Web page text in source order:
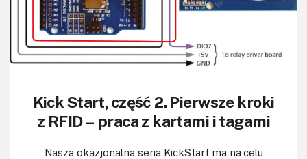
Kick Start, część 2. Pierwsze kroki
z RFID – praca z kartami i tagami
Nasza okazjonalna seria KickStart ma na celu